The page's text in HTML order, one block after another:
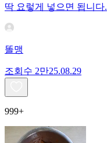
딱 요렇게 넣으면 됩니다.
똘맹
조회수 2만25.08.29
999+